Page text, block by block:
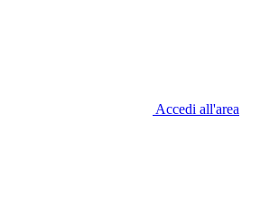
Accedi all'area